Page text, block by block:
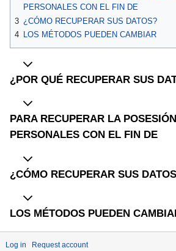
PERSONALES CON EL FIN DE
3 ¿CÓMO RECUPERAR SUS DATOS?
4 LOS MÉTODOS PUEDEN CAMBIAR
¿POR QUÉ RECUPERAR SUS
PARA RECUPERAR LA
PERSONALES CON EL FIN DE
¿CÓMO RECUPERAR SUS
LOS MÉTODOS PUEDEN
Log in Request account